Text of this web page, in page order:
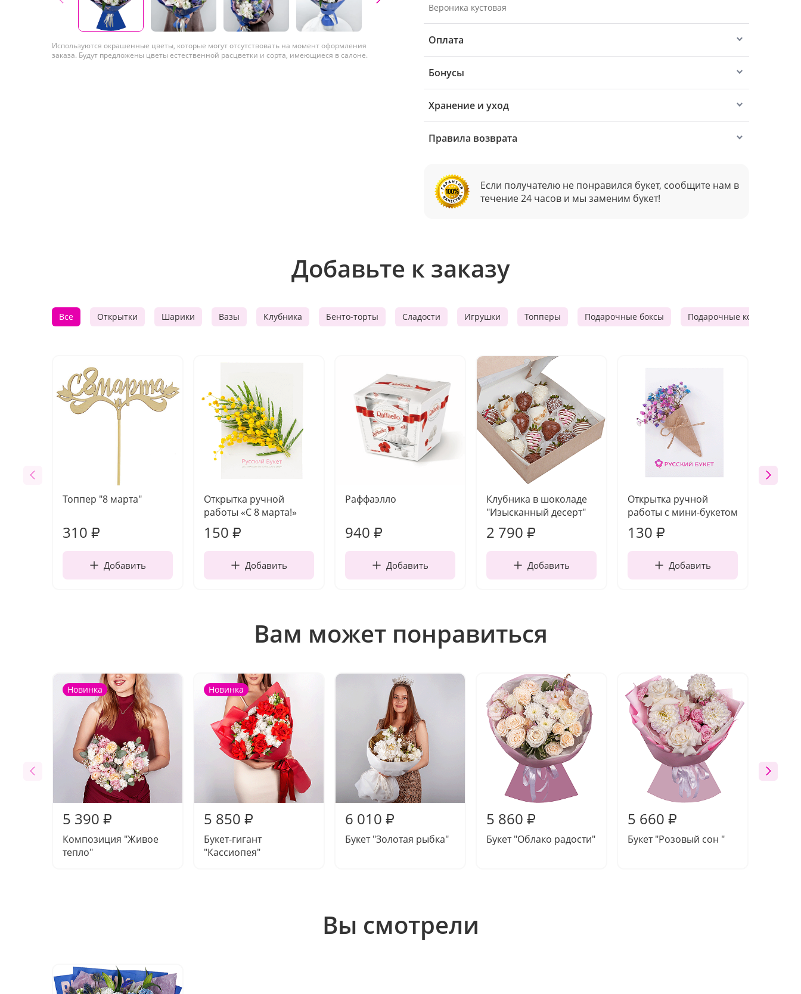
Используются окрашенные цветы, которые могут отсутствовать на момент оформления
заказа. Будут предложены цветы естественной расцветки и сорта, имеющиеся в салоне.
Вероника кустовая
Оплата
Бонусы
Хранение и уход
Правила возврата
Если получателю не понравился букет, сообщите нам в
течение 24 часов и мы заменим букет!
Добавьте к заказу
Все Открытки Шарики Вазы Клубника Бенто-торты Сладости Игрушки Топперы Подарочные боксы Подарочные корзины
Топпер "8 марта"
310 ₽
Добавить
Открытка ручной
работы «С 8 марта!»
150 ₽
Добавить
Раффаэлло
940 ₽
Добавить
Клубника в шоколаде
"Изысканный десерт"
2 790 ₽
Добавить
Открытка ручной
работы с мини-букетом
130 ₽
Добавить
Вам может понравиться
Новинка
5 390 ₽
Композиция "Живое
тепло"
Новинка
5 850 ₽
Букет-гигант
"Кассиопея"
6 010 ₽
Букет "Золотая рыбка"
5 860 ₽
Букет "Облако радости"
5 660 ₽
Букет "Розовый сон "
Вы смотрели